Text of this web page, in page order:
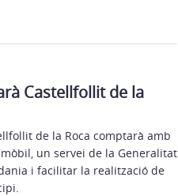
Castellfollit de la
de la Roca comptarà amb
mòbil, un servei de la Generalitat
i facilitar la realització de